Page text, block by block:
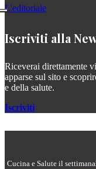
L'editoriale
Iscriviti alla
Riceverai direttamente
apparse sul sito e
e della salute.
Iscriviti
Cucina e Salute il